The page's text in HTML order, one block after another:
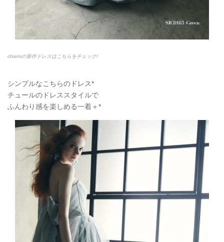
charmの新作ドレスはこちらをチェック!
シンプルなこちらのドレス*
チュールのドレススタイルで
ふんわり感を楽しめる一着＋*